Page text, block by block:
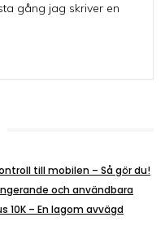
gång jag skriver en
till mobilen – Så gör du!
och användbara
10K – En lagom avvägd